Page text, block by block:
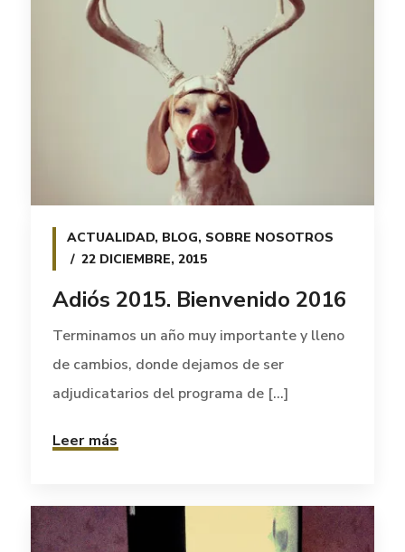
ACTUALIDAD, BLOG, SOBRE NOSOTROS
22 DICIEMBRE, 2015
Adiós 2015. Bienvenido 2016
Terminamos un año muy importante y lleno
de cambios, donde dejamos de ser
adjudicatarios del programa de [...]
Leer más